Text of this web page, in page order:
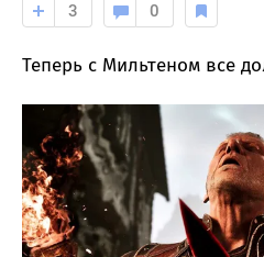
3 0
Теперь с Мильтеном все